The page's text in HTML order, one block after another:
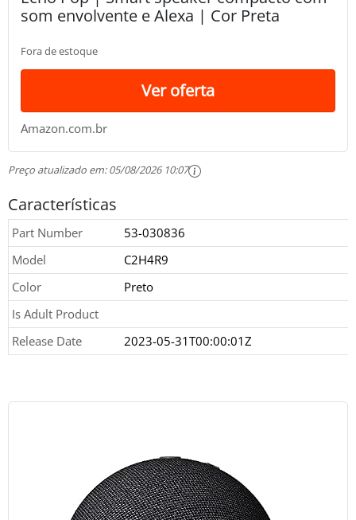
som envolvente e Alexa | Cor Preta
Fora de estoque
Ver oferta
Amazon.com.br
Preço atualizado em:05/08/2026 10:07
Características
Part Number
53-030836
Model
C2H4R9
Color
Preto
Is Adult Product
Release Date
2023-05-31T00:00:01Z